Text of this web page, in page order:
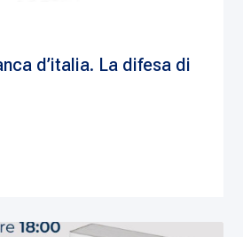
d’italia. La difesa di